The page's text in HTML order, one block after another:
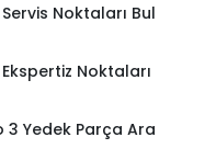
Noktaları Bul
Noktaları
3 Yedek Parça Ara